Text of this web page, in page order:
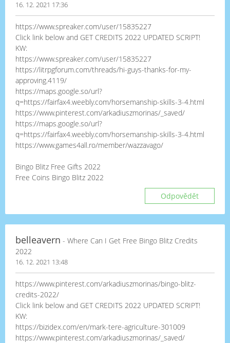
16. 12. 2021 17:36
https://www.spreaker.com/user/15835227
Click link below and GET CREDITS 2022 UPDATED SCRIPT!
KW:
https://www.spreaker.com/user/15835227
https://litrpgforum.com/threads/hi-guys-thanks-for-my-
approving.4119/
https://maps.google.so/url?
q=https://fairfax4.weebly.com/horsemanship-skills-3-4.html
https://www.pinterest.com/arkadiuszmorinas/_saved/
https://maps.google.so/url?
q=https://fairfax4.weebly.com/horsemanship-skills-3-4.html
https://www.games4all.ro/member/wazzavago/
Bingo Blitz Free Gifts 2022
Free Coins Bingo Blitz 2022
Odpovědět
belleavern - Where Can I Get Free Bingo Blitz Credits
2022
16. 12. 2021 13:48
https://www.pinterest.com/arkadiuszmorinas/bingo-blitz-
credits-2022/
Click link below and GET CREDITS 2022 UPDATED SCRIPT!
KW:
https://bizidex.com/en/mark-tere-agriculture-301009
https://www.pinterest.com/arkadiuszmorinas/_saved/